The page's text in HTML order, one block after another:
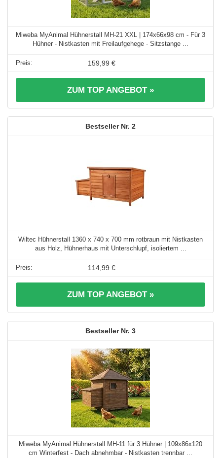
Miweba MyAnimal Hühnerstall MH-21 XXL | 174x66x98 cm - Für 3
Hühner - Nistkasten mit Freilaufgehege - Sitzstange ...
159,99 €
ZUM TOP ANGEBOT »
2
Wiltec Hühnerstall 1360 x 740 x 700 mm rotbraun mit Nistkasten
aus Holz, Hühnerhaus mit Unterschlupf, isoliertem ...
114,99 €
ZUM TOP ANGEBOT »
3
Miweba MyAnimal Hühnerstall MH-11 für 3 Hühner | 109x86x120
cm Winterfest - Dach abnehmbar - Nistkasten trennbar ...